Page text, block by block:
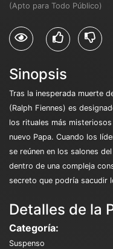
(Apto para Todo Público)
Sinopsis
Tras la inesperada muerte
(Ralph Fiennes) es
los rituales más
nuevo Papa. Cuando los
se reúnen en los salones
dentro de una compleja
secreto que podría sacudir
Detalles de la
Categoría:
Suspenso